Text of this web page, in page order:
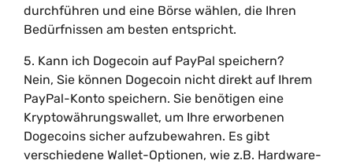
durchführen und eine Börse wählen, die Ihren
Bedürfnissen am besten entspricht.
5. Kann ich Dogecoin auf PayPal speichern?
Nein, Sie können Dogecoin nicht direkt auf Ihrem
PayPal-Konto speichern. Sie benötigen eine
Kryptowährungswallet, um Ihre erworbenen
Dogecoins sicher aufzubewahren. Es gibt
verschiedene Wallet-Optionen, wie z.B. Hardware-